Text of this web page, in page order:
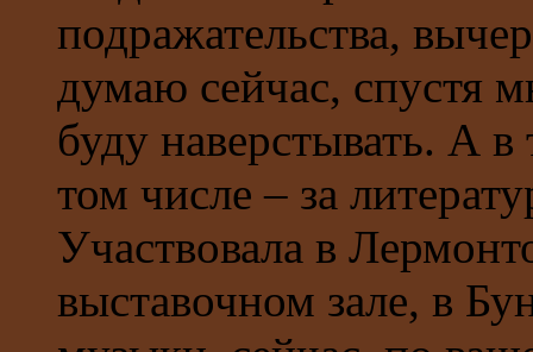
подражательства,
думаю сейчас, спустя
буду наверстывать. А в
том числе – за
Участвовала в
выставочном зале, в